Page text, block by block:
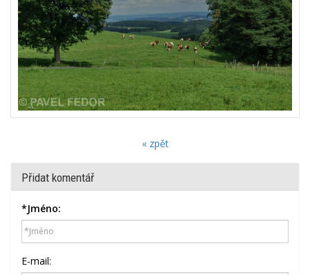
« zpět
Přidat komentář
*Jméno:
E-mail: